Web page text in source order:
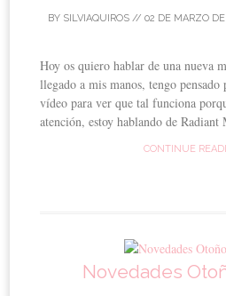
BY SILVIAQUIROS// 02 DE MARZO DE
Hoy os quiero hablar de una nueva
llegado a mis manos, tengo pensado
vídeo para ver que tal funciona
atención, estoy hablando de Radiant
CONTINUE
Novedades